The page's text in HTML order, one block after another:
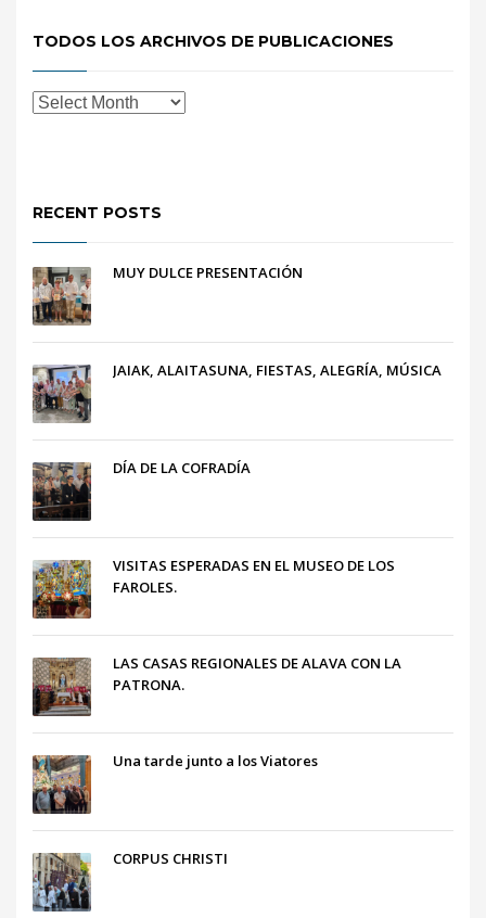
TODOS LOS ARCHIVOS DE PUBLICACIONES
RECENT POSTS
MUY DULCE PRESENTACIÓN
JAIAK, ALAITASUNA, FIESTAS, ALEGRÍA, MÚSICA
DÍA DE LA COFRADÍA
VISITAS ESPERADAS EN EL MUSEO DE LOS
FAROLES.
LAS CASAS REGIONALES DE ALAVA CON LA
PATRONA.
Una tarde junto a los Viatores
CORPUS CHRISTI